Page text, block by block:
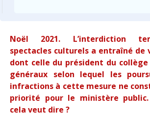
Noël 2021. L’interdiction
spectacles culturels a entraîné de
dont celle du président du collège
généraux selon lequel les
infractions à cette mesure ne
priorité pour le ministère public.
cela veut dire ?